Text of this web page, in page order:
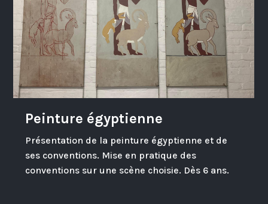
Peinture égyptienne
Présentation de la peinture égyptienne et de
ses conventions. Mise en pratique des
conventions sur une scène choisie. Dès 6 ans.